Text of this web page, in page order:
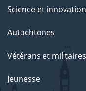
Science et innovation
Autochtones
Vétérans et militaires
Jeunesse